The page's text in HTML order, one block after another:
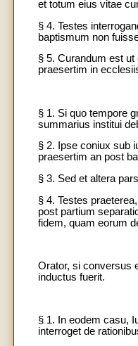
et totum eius vitae
§ 4. Testes
baptismum non
§ 5. Curandum est
praesertim in
§ 1. Si quo tempore
summarius institui
§ 2. Ipse coniux sub
praesertim an post
§ 3. Sed et altera
§ 4. Testes
post partium
fidem, quam eorum
Orator, si conversus
inductus fuerit.
§ 1. In eodem casu,
interroget de